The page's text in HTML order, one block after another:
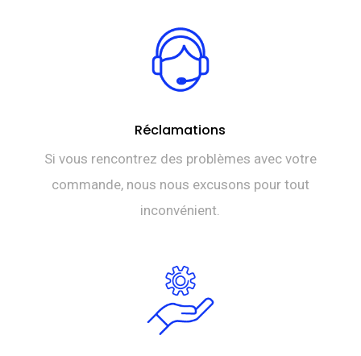
Réclamations
Si vous rencontrez des problèmes avec votre
commande, nous nous excusons pour tout
inconvénient.